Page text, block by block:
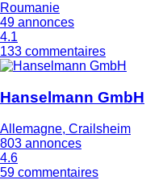
Roumanie
49 annonces
4.1
133 commentaires
Hanselmann GmbH
Allemagne, Crailsheim
803 annonces
4.6
59 commentaires